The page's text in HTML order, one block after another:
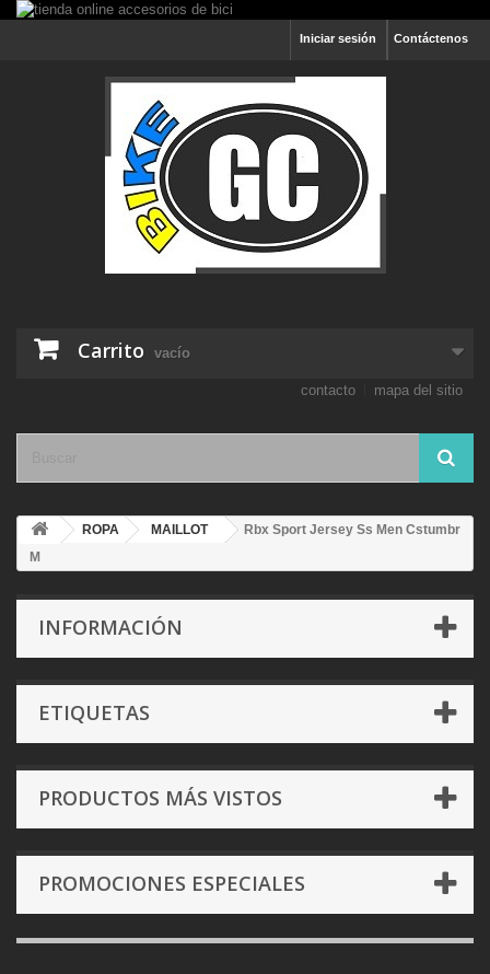
Contáctenos
Iniciar sesión
Carrito vacío
contacto mapa del sitio
ROPA MAILLOT
Rbx Sport Jersey Ss Men Cstumbr
M
INFORMACIÓN
ETIQUETAS
PRODUCTOS MÁS VISTOS
PROMOCIONES ESPECIALES